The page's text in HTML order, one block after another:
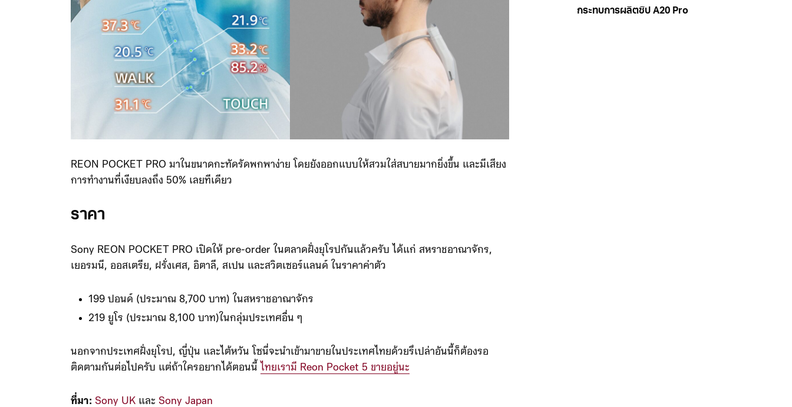
REON POCKET PRO มาในขนาดกะทัดรัดพกพาง่าย โดยยังออกแบบให้สวมใส่สบายมากยิ่งขึ้น และมีเสียง
การทำงานที่เงียบลงถึง 50% เลยทีเดียว
ราคา
Sony REON POCKET PRO เปิดให้ pre-order ในตลาดฝั่งยุโรปกันแล้วครับ ได้แก่ สหราชอาณาจักร,
เยอรมนี, ออสเตรีย, ฝรั่งเศส, อิตาลี, สเปน และสวิตเซอร์แลนด์ ในราคาค่าตัว
199 ปอนด์ (ประมาณ 8,700 บาท) ในสหราชอาณาจักร
219 ยูโร (ประมาณ 8,100 บาท)ในกลุ่มประเทศอื่น ๆ
นอกจากประเทศฝั่งยุโรป, ญี่ปุ่น และไต้หวัน โซนี่จะนำเข้ามาขายในประเทศไทยด้วยรึเปล่าอันนี้ก็ต้องรอ
ติดตามกันต่อไปครับ แต่ถ้าใครอยากได้ตอนนี้ ไทยเรามี Reon Pocket 5 ขายอยู่นะ
ที่มา: Sony UK และ Sony Japan
กระทบการผลิตชิป A20 Pro